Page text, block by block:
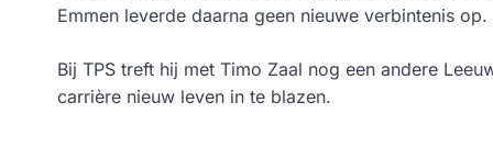
Emmen leverde daarna geen nieuwe verbintenis op.
Bij TPS treft hij met Timo Zaal nog een andere
carrière nieuw leven in te blazen.